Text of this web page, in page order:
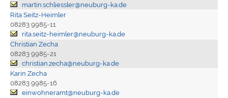
martin.schliessler@neuburg-ka.de
Rita Seitz-Heimler
08283 9985-11
rita.seitz-heimler@neuburg-ka.de
Christian Zecha
08283 9985-21
christian.zecha@neuburg-ka.de
Karin Zecha
08283 9985-16
einwohneramt@neuburg-ka.de